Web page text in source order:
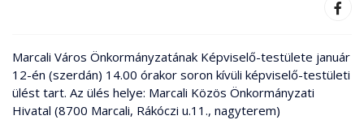
Marcali Város Önkormányzatának Képviselő-testülete január
12-én (szerdán) 14.00 órakor soron kívüli képviselő-testületi
ülést tart. Az ülés helye: Marcali Közös Önkormányzati
Hivatal (8700 Marcali, Rákóczi u.11., nagyterem)